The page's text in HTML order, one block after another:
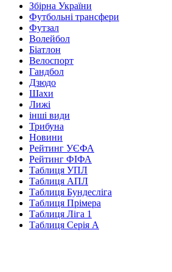
Збірна України
Футбольні трансфери
Футзал
Волейбол
Біатлон
Велоспорт
Гандбол
Дзюдо
Шахи
Лижі
інші види
Трибуна
Новини
Рейтинг УЄФА
Рейтинг ФІФА
Таблиця УПЛ
Таблиця АПЛ
Таблиця Бундесліга
Таблиця Прімера
Таблиця Ліга 1
Таблиця Серія А